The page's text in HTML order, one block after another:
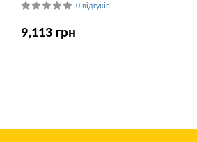
0 відгуків
9,113 грн